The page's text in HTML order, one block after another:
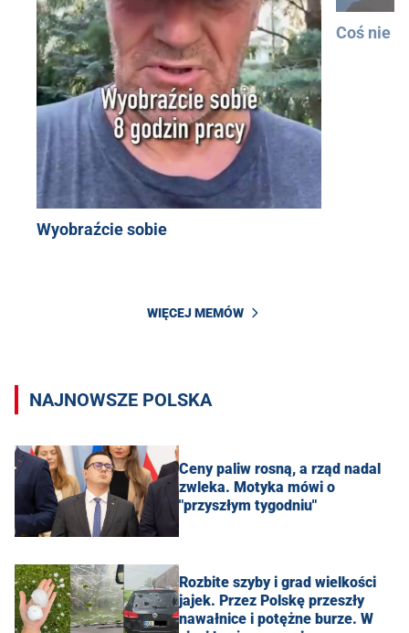
Wyobraźcie sobie
Coś nie
WIĘCEJ MEMÓW
NAJNOWSZE POLSKA
Ceny paliw rosną, a rząd nadal
zwleka. Motyka mówi o
"przyszłym tygodniu"
Rozbite szyby i grad wielkości
jajek. Przez Polskę przeszły
nawałnice i potężne burze. W